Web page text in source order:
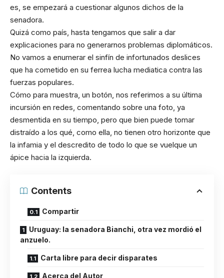
es, se empezará a cuestionar algunos dichos de la
senadora.
Quizá como país, hasta tengamos que salir a dar
explicaciones para no generarnos problemas diplomáticos.
No vamos a enumerar el sinfín de infortunados deslices
que ha cometido en su ferrea lucha mediatica contra las
fuerzas populares.
Cómo para muestra, un botón, nos referimos a su última
incursión en redes, comentando sobre una foto, ya
desmentida en su tiempo, pero que bien puede tomar
distraído a los qué, como ella, no tienen otro horizonte que
la infamia y el descredito de todo lo que se vuelque un
ápice hacia la izquierda.
Contents
Compartir
Uruguay: la senadora Bianchi, otra vez mordió el
anzuelo.
Carta libre para decir disparates
Acerca del Autor